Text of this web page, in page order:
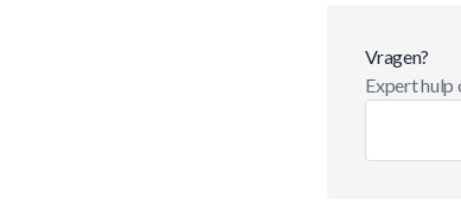
Vragen?
Expert hulp